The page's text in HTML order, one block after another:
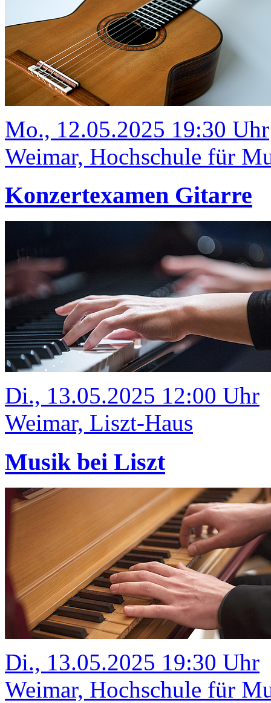
Mo., 12.05.2025 19:30 Uhr
Weimar, Hochschule für
Konzertexamen Gitarre
Di., 13.05.2025 12:00 Uhr
Weimar, Liszt-Haus
Musik bei Liszt
Di., 13.05.2025 19:30 Uhr
Weimar, Hochschule für